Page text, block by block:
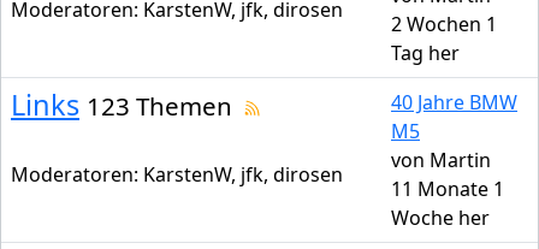
Moderatoren: KarstenW, jfk, dirosen
2 Wochen 1
Tag her
Links 123 Themen
Moderatoren: KarstenW, jfk, dirosen
40 Jahre BMW
M5
von Martin
11 Monate 1
Woche her